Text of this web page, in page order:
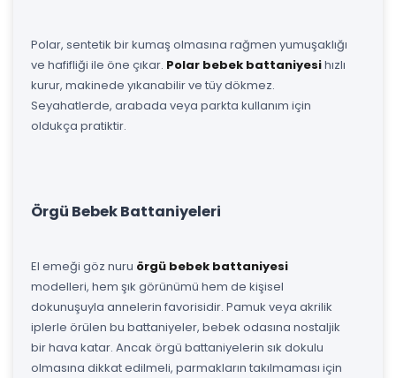
Polar, sentetik bir kumaş olmasına rağmen yumuşaklığı
ve hafifliği ile öne çıkar. Polar bebek battaniyesihızlı
kurur, makinede yıkanabilir ve tüy dökmez.
Seyahatlerde, arabada veya parkta kullanım için
oldukça pratiktir.
Örgü Bebek Battaniyeleri
El emeği göz nuru örgü bebek battaniyesi
modelleri, hem şık görünümü hem de kişisel
dokunuşuyla annelerin favorisidir. Pamuk veya akrilik
iplerle örülen bu battaniyeler, bebek odasına nostaljik
bir hava katar. Ancak örgü battaniyelerin sık dokulu
olmasına dikkat edilmeli, parmakların takılmaması için